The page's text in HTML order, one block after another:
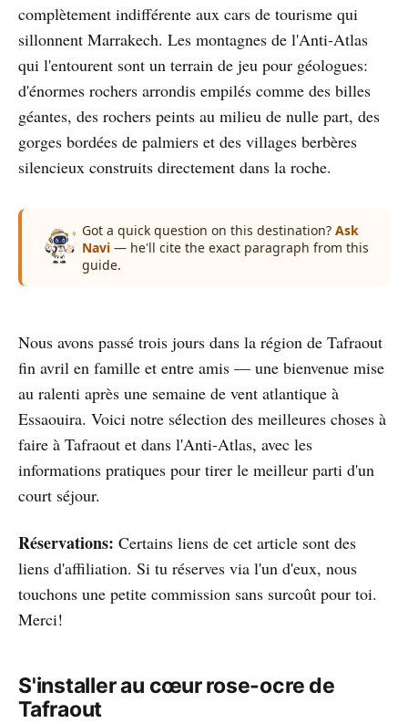
complètement indifférente aux cars de tourisme qui
sillonnent Marrakech. Les montagnes de l'Anti-Atlas
qui l'entourent sont un terrain de jeu pour géologues:
d'énormes rochers arrondis empilés comme des billes
géantes, des rochers peints au milieu de nulle part, des
gorges bordées de palmiers et des villages berbères
silencieux construits directement dans la roche.
Got a quick question on this destination? Ask
Navi — he'll cite the exact paragraph from this
guide.
Nous avons passé trois jours dans la région de Tafraout
fin avril en famille et entre amis — une bienvenue mise
au ralenti après une semaine de vent atlantique à
Essaouira. Voici notre sélection des meilleures choses à
faire à Tafraout et dans l'Anti-Atlas, avec les
informations pratiques pour tirer le meilleur parti d'un
court séjour.
Réservations: Certains liens de cet article sont des
liens d'affiliation. Si tu réserves via l'un d'eux, nous
touchons une petite commission sans surcoût pour toi.
Merci!
S'installer au cœur rose-ocre de
Tafraout